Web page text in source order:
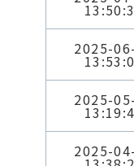
2025-
2025-
2025-